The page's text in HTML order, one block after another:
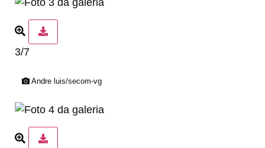
3/7
Andre luis/secom-vg